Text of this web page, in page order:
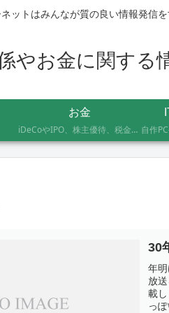
ットはみんなが質の良い情報発信
やお金に関する
お金
iDeCoやIPO、株主優待、税金のお得な支払い方法まで、AFP資格を持つ管理人が実際に体験したお金の記録です。証券会社の手続きにかかった日数や失敗談など、体験した人にしかわからないリアルな情報をお届けします。
30
年
放
載
っ